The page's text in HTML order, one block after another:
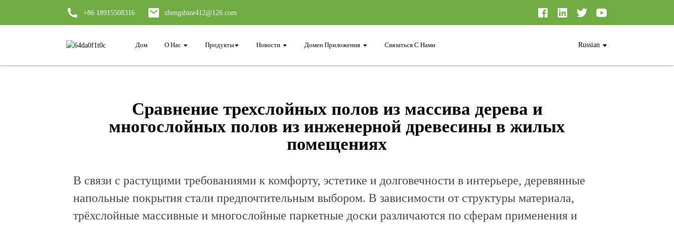
+86 18915508316 zhengshize412@126.com
Дом О Нас Продукты Новости Домен Приложения Связаться С Нами Russian
Сравнение трехслойных полов из массива дерева и
многослойных полов из инженерной древесины в жилых
помещениях
В связи с растущими требованиями к комфорту, эстетике и долговечности в интерьере, деревянные
напольные покрытия стали предпочтительным выбором. В зависимости от структуры материала,
трёхслойные массивные и многослойные паркетные доски различаются по сферам применения и